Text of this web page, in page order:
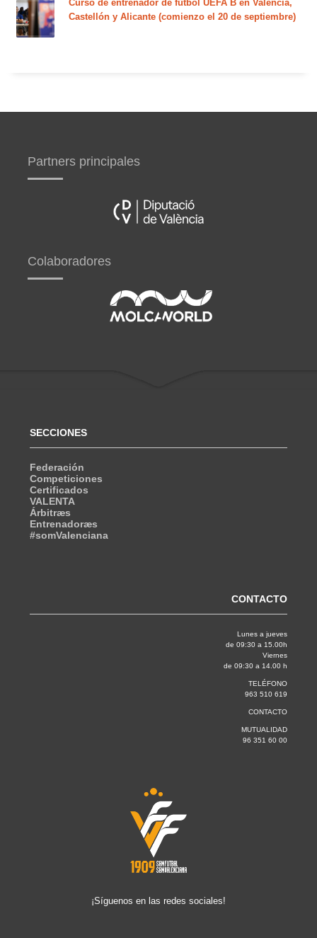
Curso de entrenador de fútbol UEFA B en Valencia,
Castellón y Alicante (comienzo el 20 de septiembre)
Partners principales
Colaboradores
SECCIONES
Federación
Competiciones
Certificados
VALENTA
Árbitræs
Entrenadoræs
#somValenciana
CONTACTO
Lunes a jueves
de 09:30 a 15.00h
Viernes
de 09:30 a 14.00 h
TELÉFONO
963 510 619
CONTACTO
MUTUALIDAD
96 351 60 00
¡Síguenos en las redes sociales!